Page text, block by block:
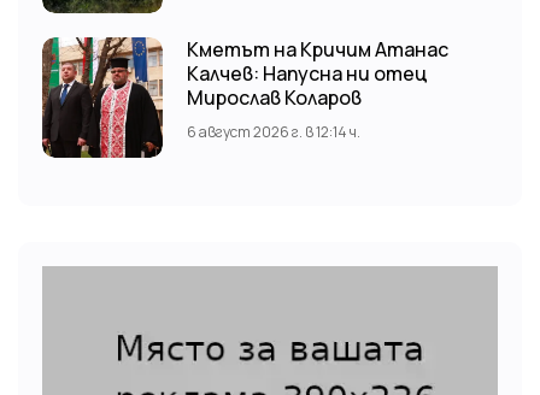
Кметът на Кричим Атанас
Калчев: Напусна ни отец
Мирослав Коларов
6 август 2026 г. в 12:14 ч.